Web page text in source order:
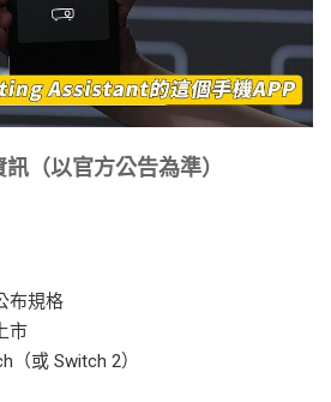
（以官方公告為準）
布規格
市
（或 Switch 2）